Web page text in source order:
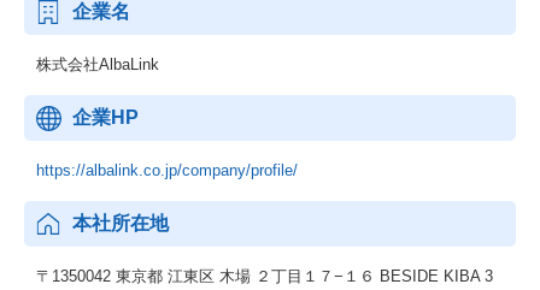
企業名
株式会社AlbaLink
企業HP
https://albalink.co.jp/company/profile/
本社所在地
〒1350042 東京都 江東区 木場 ２丁目１７−１６ BESIDE KIBA 3